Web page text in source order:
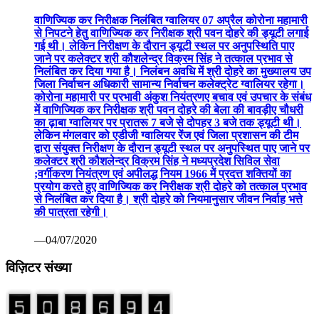
वाणिज्यिक कर निरीक्षक निलंबित ग्वालियर 07 अप्रैल कोरोना महामारी
से निपटने हेतु वाणिज्यिक कर निरीक्षक श्री पवन दोहरे की ड्यूटी लगाई
गई थी। लेकिन निरीक्षण के दौरान ड्यूटी स्थल पर अनुपस्थिति पाए
जाने पर कलेक्टर श्री कौशलेन्द्र विक्रम सिंह ने तत्काल प्रभाव से
निलंबित कर दिया गया है। निलंबन अवधि में श्री दोहरे का मुख्यालय उप
जिला निर्वाचन अधिकारी सामान्य निर्वाचन कलेक्ट्रेट ग्वालियर रहेगा।
कोरोना महामारी पर प्रभावी अंकुश नियंत्रणए बचाव एवं उपचार के संबंध
में वाणिज्यिक कर निरीक्षक श्री पवन दोहरे की बेला की बावड़ीए चौधरी
का ढ़ाबा ग्वालियर पर प्रातरू 7 बजे से दोपहर 3 बजे तक ड्यूटी थी।
लेकिन मंगलवार को एडीजी ग्वालियर रेंज एवं जिला प्रशासन की टीम
द्वारा संयुक्त निरीक्षण के दौरान ड्यूटी स्थल पर अनुपस्थित पाए जाने पर
कलेक्टर श्री कौशलेन्द्र विक्रम सिंह ने मध्यप्रदेश सिविल सेवा
;वर्गीकरण नियंत्रण एवं अपीलद्ध नियम 1966 में प्रदत्त शक्तियों का
प्रयोग करते हुए वाणिज्यिक कर निरीक्षक श्री दोहरे को तत्काल प्रभाव
से निलंबित कर दिया है। श्री दोहरे को नियमानुसार जीवन निर्वाह भत्ते
की पात्रता रहेगी।
—04/07/2020
विज़िटर संख्या